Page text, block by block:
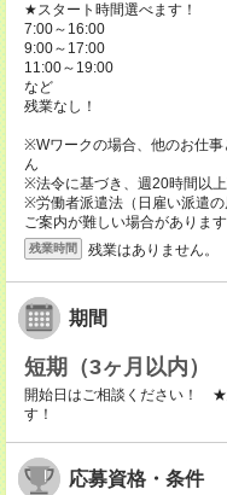
★スタート時間選べます！
7:00～16:00
9:00～17:00
11:00～19:00
など
残業なし！
※Wワークの場合、他のお仕
ん
※法令に基づき、週20時間以
※労働者派遣法（日雇い派遣
ご案内が難しい場合があります
残業時間 残業はありません。
期間
短期（3ヶ月以内）
開始日はご相談ください！
す！
応募資格・条件